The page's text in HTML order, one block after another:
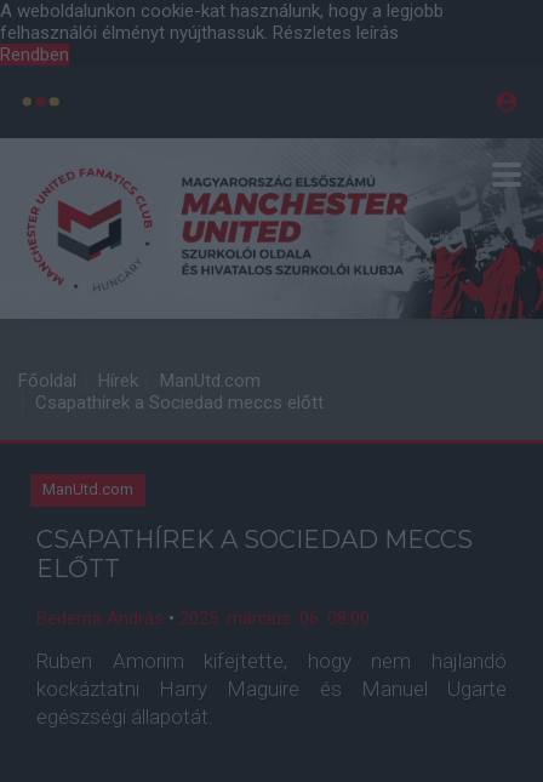
A weboldalunkon cookie-kat használunk, hogy a legjobb
felhasználói élményt nyújthassuk. Részletes leírás
Rendben
Főoldal Hírek
ManUtd.com
Csapathírek a Sociedad meccs előtt
ManUtd.com
CSAPATHÍREK A SOCIEDAD MECCS
ELŐTT
Bederna András • 2025. március. 06. 08:00
Ruben Amorim kifejtette, hogy nem hajlandó
kockáztatni Harry Maguire és Manuel Ugarte
egészségi állapotát.